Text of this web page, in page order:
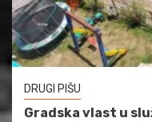
DRUGI PIŠU
Gradska vlast u